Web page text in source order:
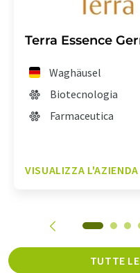
Terra Essence
Waghäusel
Biotecnologia
Farmaceutica
VISUALIZZA L'AZIENDA
TUTTE